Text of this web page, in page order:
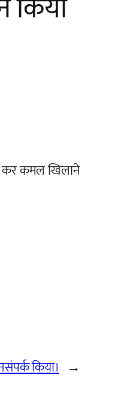
कर कमल खिलाने
किया। →